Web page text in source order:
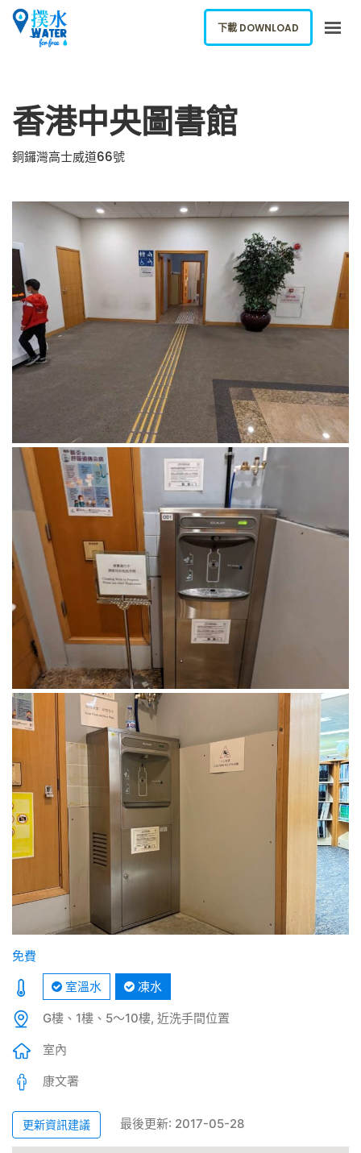
下載應用
ENGLISH
香港中央圖書館
銅鑼灣高士威道66號
免費
室溫水
凍水
G樓、1樓、5～10樓, 近洗手間位置
室內
康文署
更新資訊建議 最後更新: 2017-05-28
下載 DOWNLOAD